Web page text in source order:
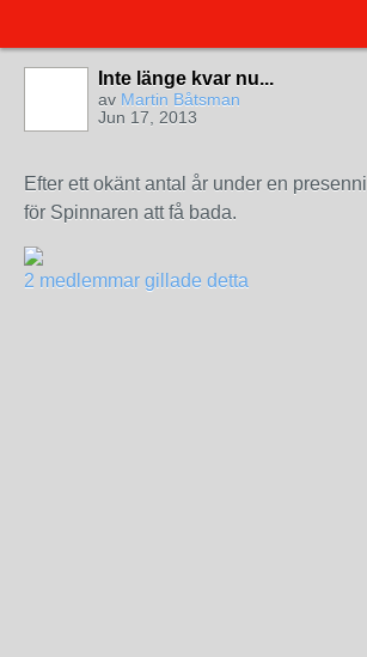
Inte länge kvar nu...
av Martin Båtsman
Jun 17, 2013
Efter ett okänt antal år under en
för Spinnaren att få bada.
2 medlemmar gillade detta